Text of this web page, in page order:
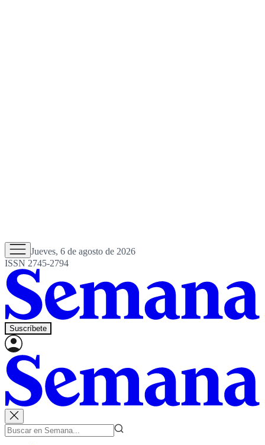
Jueves, 6 de agosto de 2026
ISSN 2745-2794
Suscríbete